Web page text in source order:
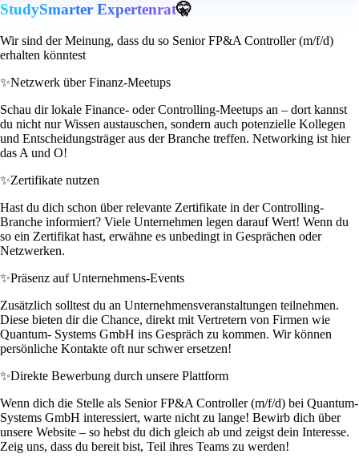
StudySmarter Expertenrat🤫
Wir sind der Meinung, dass du so Senior FP&A Controller (m/f/d)
erhalten könntest
✨Netzwerk über Finanz-Meetups
Schau dir lokale Finance- oder Controlling-Meetups an – dort kannst
du nicht nur Wissen austauschen, sondern auch potenzielle Kollegen
und Entscheidungsträger aus der Branche treffen. Networking ist hier
das A und O!
✨Zertifikate nutzen
Hast du dich schon über relevante Zertifikate in der Controlling-
Branche informiert? Viele Unternehmen legen darauf Wert! Wenn du
so ein Zertifikat hast, erwähne es unbedingt in Gesprächen oder
Netzwerken.
✨Präsenz auf Unternehmens-Events
Zusätzlich solltest du an Unternehmensveranstaltungen teilnehmen.
Diese bieten dir die Chance, direkt mit Vertretern von Firmen wie
Quantum- Systems GmbH ins Gespräch zu kommen. Wir können
persönliche Kontakte oft nur schwer ersetzen!
✨Direkte Bewerbung durch unsere Plattform
Wenn dich die Stelle als Senior FP&A Controller (m/f/d) bei Quantum-
Systems GmbH interessiert, warte nicht zu lange! Bewirb dich über
unsere Website – so hebst du dich gleich ab und zeigst dein Interesse.
Zeig uns, dass du bereit bist, Teil ihres Teams zu werden!